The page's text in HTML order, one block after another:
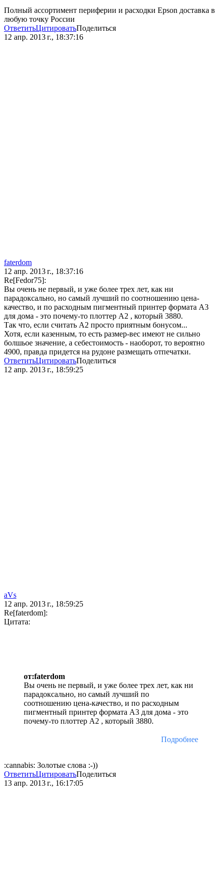
Полный ассортимент периферии и расходки Epson доставка в
любую точку России
ОтветитьЦитироватьПоделиться
12 апр. 2013 г., 18:37:16
faterdom
12 апр. 2013 г., 18:37:16
Re[Fedor75]:
Вы очень не первый, и уже более трех лет, как ни
парадоксально, но самый лучший по соотношению цена-
качество, и по расходным пигментный принтер формата А3
для дома - это почему-то плоттер А2 , который 3880.
Так что, если считать А2 просто приятным бонусом...
Хотя, если казенным, то есть размер-вес имеют не сильно
болшьое значение, а себестоимость - наоборот, то вероятно
4900, правда придется на рудоне размещать отпечатки.
ОтветитьЦитироватьПоделиться
12 апр. 2013 г., 18:59:25
aVs
12 апр. 2013 г., 18:59:25
Re[faterdom]:
Цитата:
от:faterdom
Вы очень не первый, и уже более трех лет, как ни
парадоксально, но самый лучший по
соотношению цена-качество, и по расходным
пигментный принтер формата А3 для дома - это
почему-то плоттер А2 , который 3880.
Подробнее
:cannabis: Золотые слова :-))
ОтветитьЦитироватьПоделиться
13 апр. 2013 г., 16:17:05